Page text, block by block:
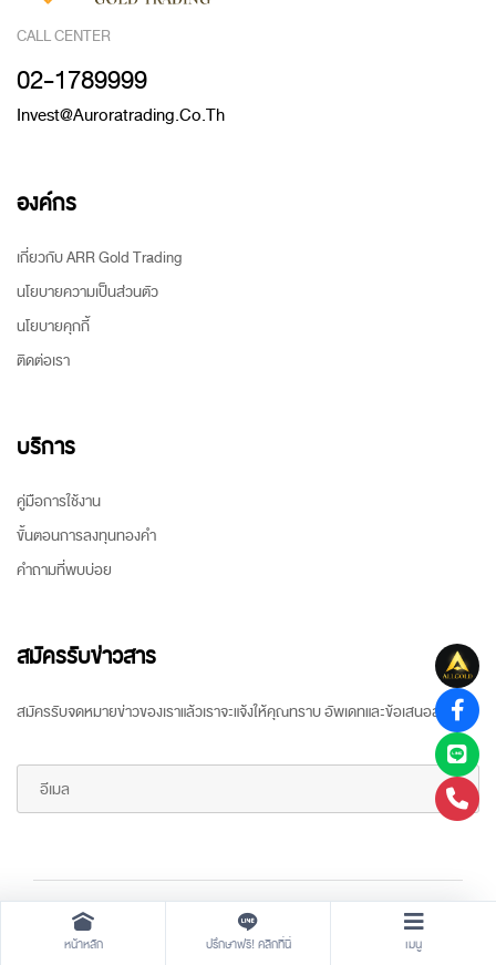
CALL CENTER
02-1789999
Invest@auroratrading.co.th
องค์กร
เกี่ยวกับ ARR Gold Trading
นโยบายความเป็นส่วนตัว
นโยบายคุกกี้
ติดต่อเรา
บริการ
คู่มือการใช้งาน
ขั้นตอนการลงทุนทองคำ
คำถามที่พบบ่อย
สมัครรับข่าวสาร
สมัครรับจดหมายข่าวของเราแล้วเราจะแจ้งให้คุณทราบ อัพเดทและข้อเสนอล่าสุด
Copyright © 2026 All rights reserved ARR Gold Trading
หน้าหลัก ปรึกษาฟรี! คลิกที่นี่ เมนู